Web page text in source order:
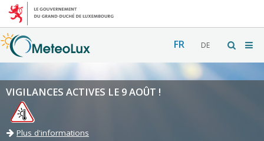
FR DE
VIGILANCES ACTIVES LE 9 AOÛT !
Plus d'informations